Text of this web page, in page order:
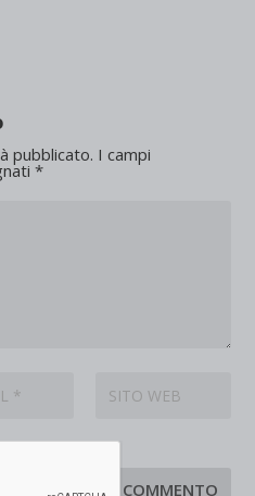
pubblicato. I campi
*